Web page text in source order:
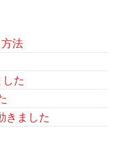
法
た
きました